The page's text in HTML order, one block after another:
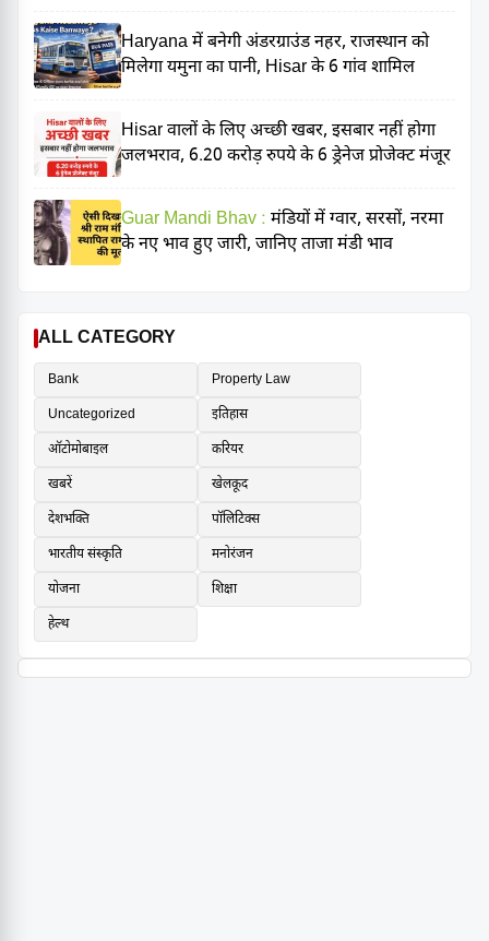
Haryana में बनेगी अंडरग्राउंड नहर, राजस्थान को
मिलेगा यमुना का पानी, Hisar के 6 गांव शामिल
Hisar वालों के लिए अच्छी खबर, इसबार नहीं होगा
जलभराव, 6.20 करोड़ रुपये के 6 ड्रेनेज प्रोजेक्ट मंजूर
Guar Mandi Bhav : मंडियों में ग्वार, सरसों, नरमा
के नए भाव हुए जारी, जानिए ताजा मंडी भाव
ALL CATEGORY
Bank
Property Law
Uncategorized
इतिहास
ऑटोमोबाइल
करियर
खबरें
खेलकूद
देशभक्ति
पॉलिटिक्स
भारतीय संस्कृति
मनोरंजन
योजना
शिक्षा
हेल्थ